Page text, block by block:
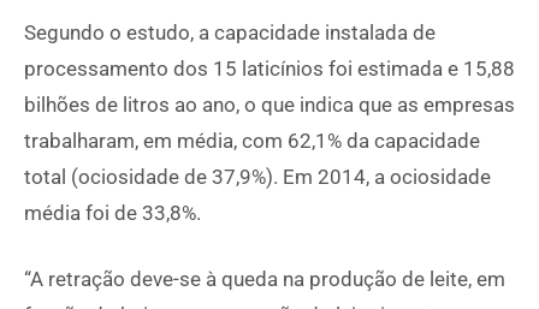
Segundo o estudo, a capacidade instalada de
processamento dos 15 laticínios foi estimada e 15,88
bilhões de litros ao ano, o que indica que as empresas
trabalharam, em média, com 62,1% da capacidade
total (ociosidade de 37,9%). Em 2014, a ociosidade
média foi de 33,8%.
“A retração deve-se à queda na produção de leite, em